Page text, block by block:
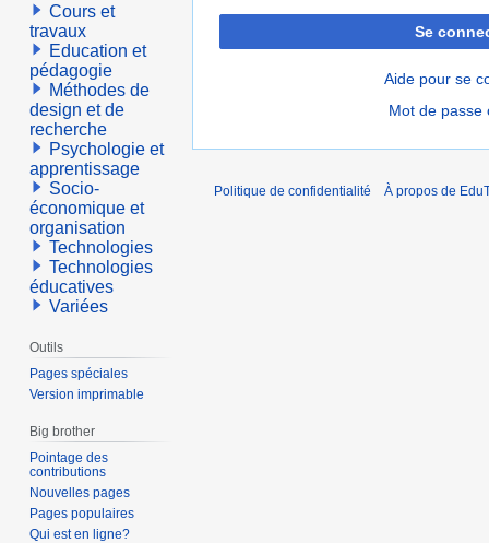
Se
Aide pour se
Mot de passe
Cours et
travaux
Education et
pédagogie
Méthodes de
design et de
recherche
Psychologie et
apprentissage
Socio-
économique et
organisation
Technologies
Technologies
éducatives
Variées
Outils
Pages spéciales
Version imprimable
Big brother
Pointage des
contributions
Nouvelles pages
Pages populaires
Qui est en ligne?
Politique de confidentialité À propos de